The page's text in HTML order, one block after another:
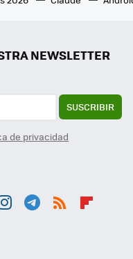
NEWSLETTER
SUSCRIBIR
de privacidad